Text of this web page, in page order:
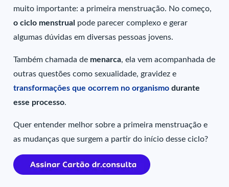
muito importante: a primeira menstruação. No começo,
o ciclo menstrual pode parecer complexo e gerar
algumas dúvidas em diversas pessoas jovens.
Também chamada de menarca, ela vem acompanhada de
outras questões como sexualidade, gravidez e
transformações que ocorrem no organismo durante
esse processo.
Quer entender melhor sobre a primeira menstruação e
as mudanças que surgem a partir do início desse ciclo?